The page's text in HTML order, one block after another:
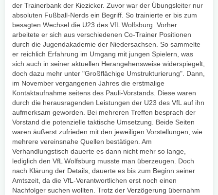
der Trainerbank der Kiezicker. Zuvor war der Übungsleiter nur
absoluten Fußball-Nerds ein Begriff. So trainierte er bis zum
besagten Wechsel die U23 des VfL Wolfsburg. Vorher
arbeitete er sich aus verschiedenen Co-Trainer Positionen
durch die Jugendakademie der Niedersachsen. So sammelte
er reichlich Erfahrung im Umgang mit jungen Spielern, was
sich auch in seiner aktuellen Herangehensweise widerspiegelt,
doch dazu mehr unter "Großflächige Umstrukturierung". Dann,
im November vergangenen Jahres die erstmalige
Kontaktaufnahme seitens des Pauli-Vorstands. Diese waren
durch die herausragenden Leistungen der U23 des VfL auf ihn
aufmerksam geworden. Bei mehreren Treffen besprach der
Vorstand die potenzielle taktische Umsetzung. Beide Seiten
waren äußerst zufrieden mit den jeweiligen Vorstellungen, wie
mehrere vereinsnahe Quellen bestätigen. Am
Verhandlungstisch dauerte es dann nicht mehr so lange,
lediglich den VfL Wolfsburg musste man überzeugen. Doch
nach Klärung der Details, dauerte es bis zum Beginn seiner
Amtszeit, da die VfL-Verantwortlichen erst noch einen
Nachfolger suchen wollten. Trotz der Verzögerung übernahm